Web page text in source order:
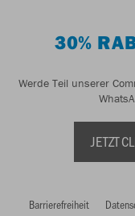
30%
Werde Teil unserer
JETZT
Barrierefreiheit